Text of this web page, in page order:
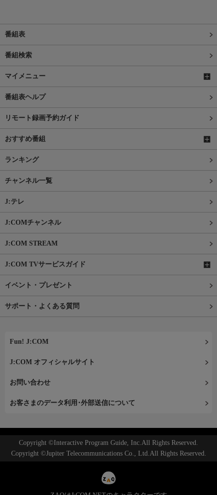
番組表
番組検索
マイメニュー
番組表ヘルプ
リモート録画予約ガイド
おすすめ番組
ランキング
チャンネル一覧
J:テレ
J:COMチャンネル
J:COM STREAM
J:COM TVサービスガイド
イベント・プレゼント
サポート・よくある質問
Fun! J:COM
J:COM オフィシャルサイト
お問い合わせ
お客さまのデータ利用･外部送信について
Copyright ©Interactive Program Guide, Inc.All Rights Reserved.
Copyright ©Jupiter Telecommunications Co., Ltd.All Rights Reserved.